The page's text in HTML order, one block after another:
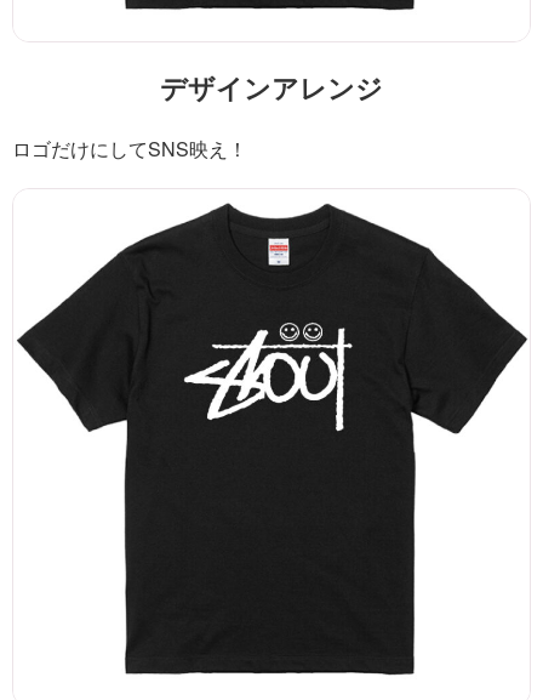
デザインアレンジ
ロゴだけにしてSNS映え！